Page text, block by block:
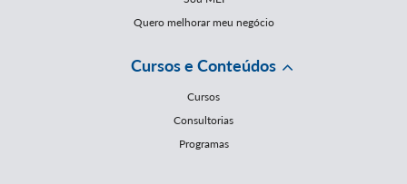
Quero melhorar meu negócio
Cursos e Conteúdos
Cursos
Consultorias
Programas